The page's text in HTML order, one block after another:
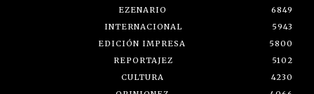
EZENARIO
6849
INTERNACIONAL
5943
EDICIÓN IMPRESA
5800
REPORTAJEZ
5102
CULTURA
4230